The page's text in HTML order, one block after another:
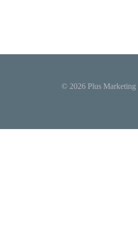
© 2026 Plus Marketing